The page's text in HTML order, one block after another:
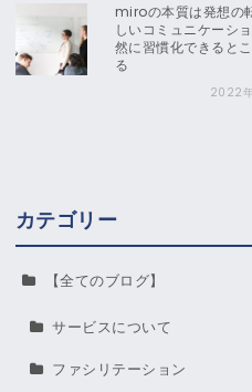
miroの本質は発想の
しいコミュニケーシ
然に習慣化できると
る
2022
カテゴリー
【全てのブログ】
サービスについて
ファシリテーション